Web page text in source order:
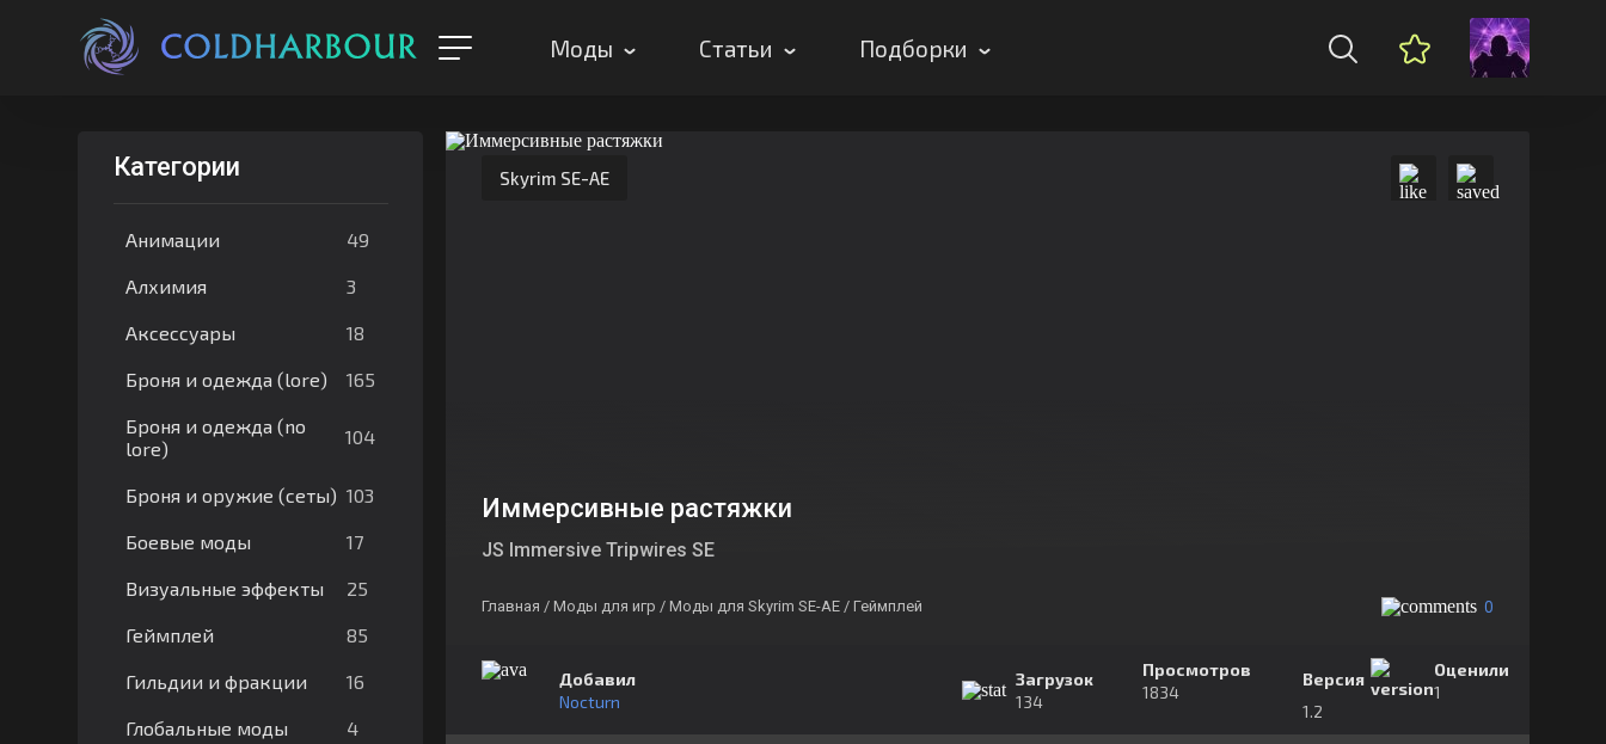
Моды Статьи Подборки
Категории
Анимации 49
Алхимия 3
Аксессуары 18
Броня и одежда (lore) 165
Броня и одежда (no
lore)
104
Броня и оружие (сеты) 103
Боевые моды 17
Визуальные эффекты 25
Геймплей 85
Гильдии и фракции 16
Глобальные моды 4
Skyrim SE-AE
Иммерсивные растяжки
JS Immersive Tripwires SE
Главная / Моды для игр / Моды для Skyrim SE-AE / Геймплей 0
Добавил
Nocturn
Загрузок
134
Просмотров
1834
Версия
1.2
Оценили
1